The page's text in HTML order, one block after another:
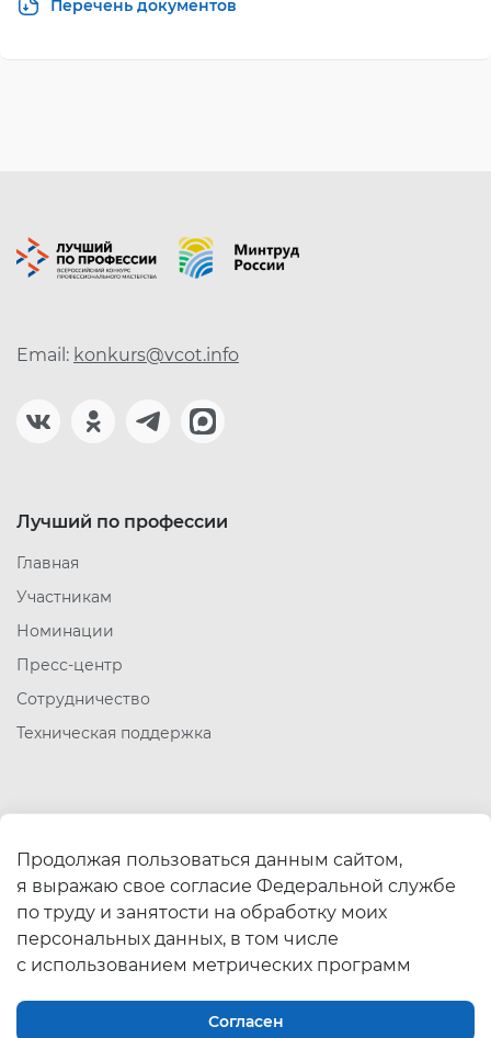
Перечень документов
Продолжая пользоваться данным сайтом,
я выражаю свое согласие Федеральной службе
по труду и занятости на обработку моих
персональных данных, в том числе
с использованием метрических программ
Согласен
Email: konkurs@vcot.info
Лучший по профессии
Главная
Участникам
Номинации
Пресс-центр
Сотрудничество
Техническая поддержка
Работа в России
Минтруд России
Роструд